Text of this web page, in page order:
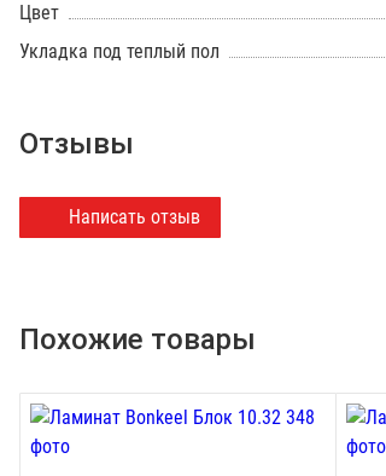
Цвет
Укладка под теплый пол
Отзывы
Написать отзыв
Похожие товары